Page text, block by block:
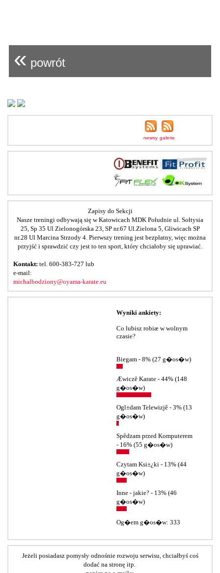
« powrót
newsy galerie
Zapisy do Sekcji
Nasze treningi odbywają się w Katowicach MDK Południe ul. Sołtysia
25, Sp 35 Ul Zielonogórska 23, SP nr.67 Ul.Zielona 5, Gliwicach SP
nr.28 Ul Marcina Strzody 4. Pierwszy trening jest bezpłatny, więc można
przyjść i sprawdzić czy jest to ten sport, który chciałoby się uprawiać.
Kontakt: tel. 600-383-727 lub
e-mail:
michalbodziony@oyama-karate.eu
Jeżeli posiadasz pomysły odnośnie rozwoju serwisu, chciałbyś coś
dodać na stronę itp.